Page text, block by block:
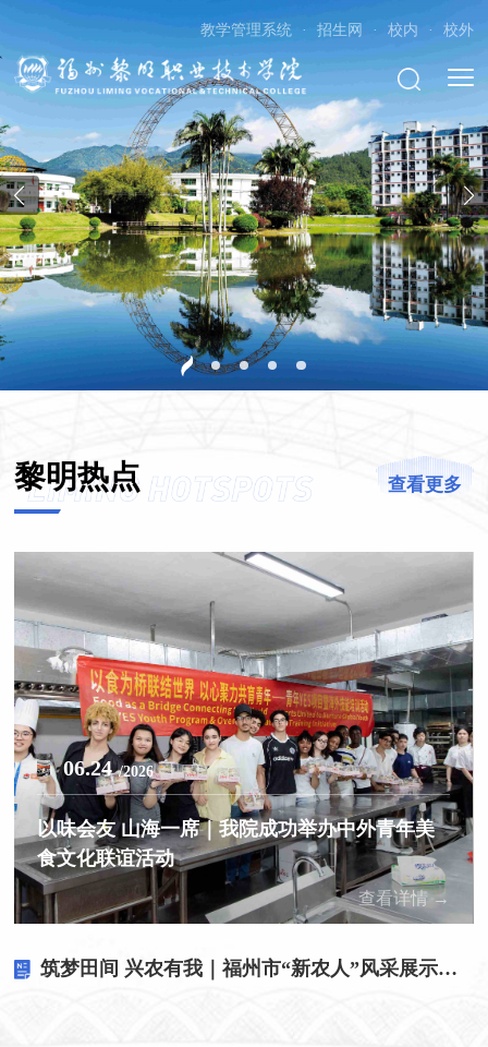
教学管理系统 · 招生网 · 校内 · 校外
黎明热点 查看更多
06.24 /2026
以味会友 山海一席｜我院成功举办中外青年美
食文化联谊活动
查看详情 →
筑梦田间 兴农有我｜福州市“新农人”风采展示进高校活动走进我院